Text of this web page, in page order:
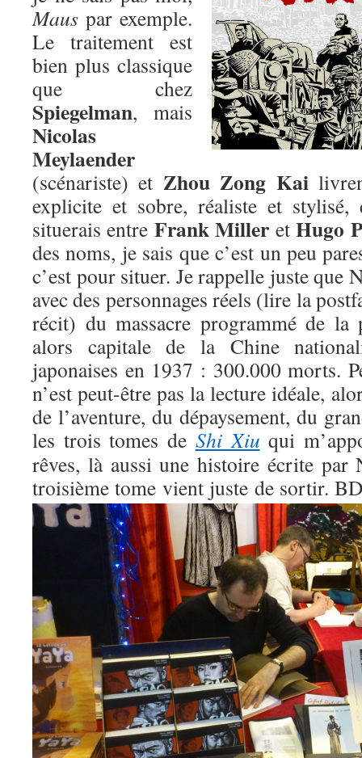
Maus par exemple.
Le traitement est
bien plus classique
que chez
Spiegelman, mais
Nicolas
Meylaender
(scénariste) et Zhou Zong Kai
explicite et sobre, réaliste et stylisé,
situerais entre Frank Miller etHugo
des noms, je sais que c’est un peu
c’est pour situer. Je rappelle juste que
avec des personnages réels (lire la
récit) du massacre programmé de la
alors capitale de la Chine
japonaises en 1937 : 300.000 morts.
n’est peut-être pas la lecture idéale,
de l’aventure, du dépaysement, du
les trois tomes de Shi Xiu qui
rêves, là aussi une histoire écrite par
troisième tome vient juste de sortir.